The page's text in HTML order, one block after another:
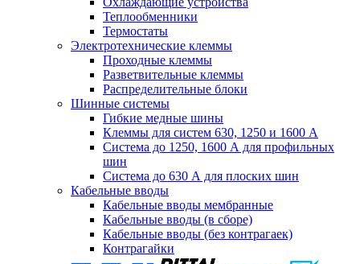
Теплообменники
Термостаты
Электротехнические клеммы
Проходные клеммы
Разветвительные клеммы
Распределительные блоки
Шинные системы
Гибкие медные шины
Клеммы для систем 630, 1250 и 1600 А
Система до 1250, 1600 А для профильных
шин
Система до 630 А для плоских шин
Кабельные вводы
Кабельные вводы мембранные
Кабельные вводы (в сборе)
Кабельные вводы (без контрагаек)
Контрагайки